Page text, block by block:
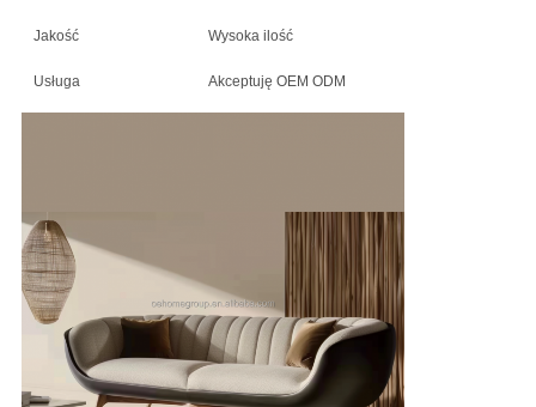
Jakość Wysoka ilość
Usługa Akceptuję OEM ODM